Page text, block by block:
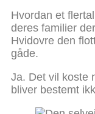
Hvordan et
deres familier
Hvidovre den
gåde.
Ja. Det vil koste
bliver bestemt